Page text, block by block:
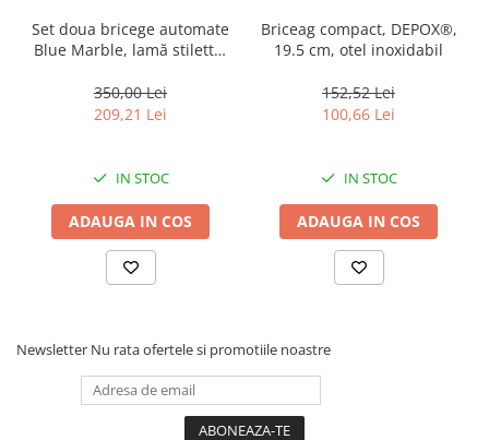
Set doua bricege automate
Blue Marble, lamă stiletto,
350,00 Lei
209,21 Lei
IN STOC
ADAUGA IN COS
Briceag compact, DEPOX®,
19.5 cm, otel inoxidabil
152,52 Lei
100,66 Lei
IN STOC
ADAUGA IN COS
Newsletter Nu rata ofertele si promotiile noastre